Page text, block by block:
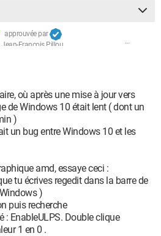
approuvée par
Jean-François Pillou
où après une mise à jour vers
de Windows 10 était lent ( dont un
)
un bug entre Windows 10 et les
amd, essaye ceci :
tu écrives regedit dans la barre de
)
puis recherche
: EnableULPS. Double clique
1 en 0 .